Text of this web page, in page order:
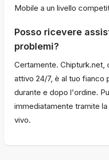
Mobile a un livello
Posso ricevere
problemi?
Certamente. Chipturk.net,
attivo 24/7, è al tuo fianco
durante e dopo l'ordine.
immediatamente tramite
vivo.